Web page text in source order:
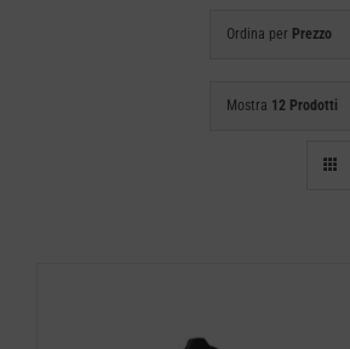
Ordina per Prezzo
Mostra 12 Prodotti